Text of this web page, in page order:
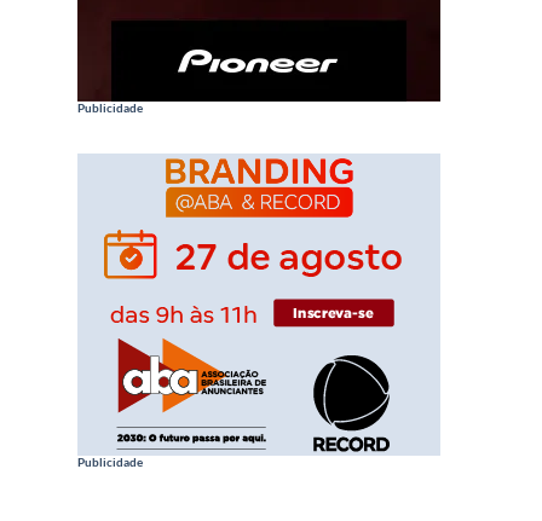
Publicidade
Publicidade